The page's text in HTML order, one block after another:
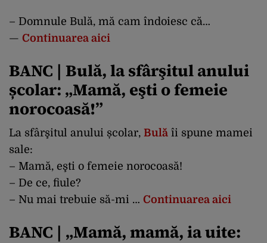
– Domnule Bulă, mă cam îndoiesc că…
— Continuarea aici
BANC | Bulă, la sfârşitul anului
școlar: „Mamă, eşti o femeie
norocoasă!”
La sfârşitul anului școlar, Bulă îi spune mamei
sale:
– Mamă, eşti o femeie norocoasă!
– De ce, fiule?
– Nu mai trebuie să-mi … Continuarea aici
BANC | „Mamă, mamă, ia uite: